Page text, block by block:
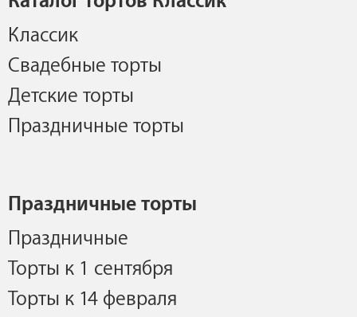
Классик
Свадебные торты
Детские торты
Праздничные торты
Праздничные торты
Праздничные
Торты к 1 сентября
Торты к 14 февраля